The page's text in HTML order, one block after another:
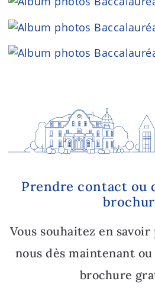
Prendre contact ou
Vous souhaitez en
nous dès maintenant
brochure